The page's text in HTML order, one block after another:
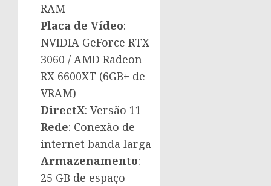
RAM
Placa de Vídeo:
NVIDIA GeForce RTX
3060 / AMD Radeon
RX 6600XT (6GB+ de
VRAM)
DirectX: Versão 11
Rede: Conexão de
internet banda larga
Armazenamento:
25 GB de espaço